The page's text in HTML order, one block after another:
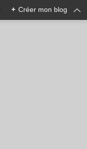
+ Créer mon blog